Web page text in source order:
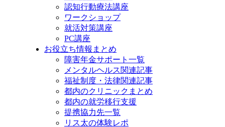
認知行動療法講座
ワークショップ
就活対策講座
PC講座
お役立ち情報まとめ
障害年金サポート一覧
メンタルヘルス関連記事
福祉制度・法律関連記事
都内のクリニックまとめ
都内の就労移行支援
提携協力先一覧
リス太の体験レポ